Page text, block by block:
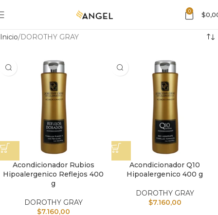
0 $
Inicio DOROTHY GRAY
Acondicionador Rubios
Hipoalergenico Reflejos 400
g
DOROTHY GRAY
$7.160,00
Acondicionador Q10
Hipoalergenico 400 g
DOROTHY GRAY
$7.160,00